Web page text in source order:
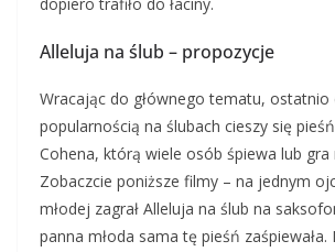
Alleluja na ślub – propozycje
Wracając do głównego tematu, ostatnio
popularnością na ślubach cieszy się
Cohena, którą wiele osób śpiewa lub gra
Zobaczcie poniższe filmy – na jednym
młodej zagrał Alleluja na ślub na
panna młoda sama tę pieśń